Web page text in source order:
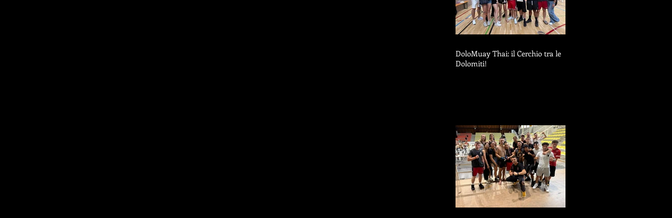
DoloMuay Thai: il Cerchio tra le
Dolomiti!